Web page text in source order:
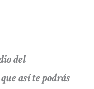
del
así te podrás